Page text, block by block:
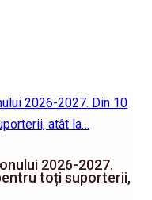
2026-2027.
toți suporterii,